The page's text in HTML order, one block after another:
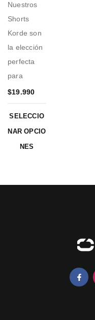
Nuestros
Shorts
Korde son
la elección
perfecta
para
$19.990
SELECCIO
NAR OPCIO
NES